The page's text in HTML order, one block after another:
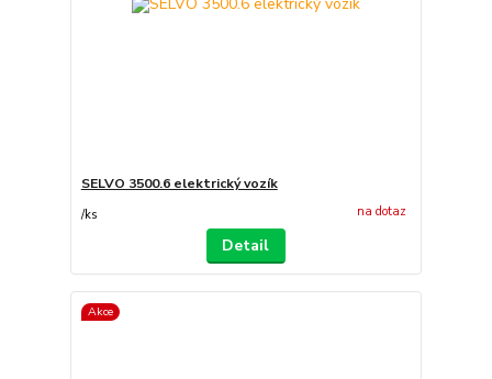
SELVO 3500.6 elektrický vozík
/ks na dotaz
Detail
Akce